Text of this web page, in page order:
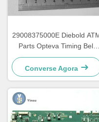
29008375000E Diebold
Parts Opteva Timing Belt
Cinturão de transporte 67T
Converse Agora